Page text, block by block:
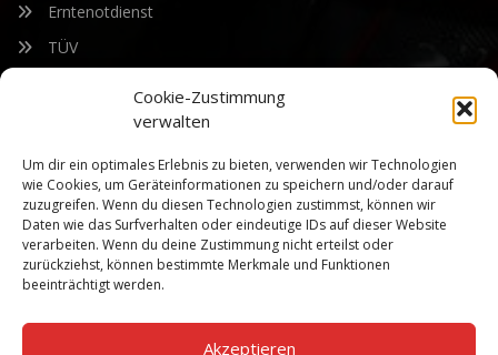
Cookie-Zustimmung
verwalten
Um dir ein optimales Erlebnis zu bieten, verwenden wir Technologien
wie Cookies, um Geräteinformationen zu speichern und/oder darauf
zuzugreifen. Wenn du diesen Technologien zustimmst, können wir
Daten wie das Surfverhalten oder eindeutige IDs auf dieser Website
verarbeiten. Wenn du deine Zustimmung nicht erteilst oder
zurückziehst, können bestimmte Merkmale und Funktionen
beeinträchtigt werden.
Akzeptieren
Erntenotdienst
TÜV
Bleiben Sie auf dem Laufenden über unsere sich ständig
weiterentwickelnden Produkteigenschaften und Technologien.
Geben Sie Ihre E-Mail-Adresse ein und abonnieren Sie unseren
Newsletter.